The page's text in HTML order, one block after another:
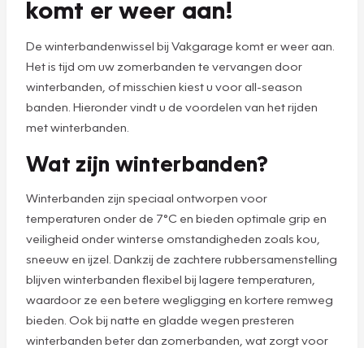
komt er weer aan!
De winterbandenwissel bij Vakgarage komt er weer aan.
Het is tijd om uw zomerbanden te vervangen door
winterbanden, of misschien kiest u voor all-season
banden. Hieronder vindt u de voordelen van het rijden
met winterbanden.
Wat zijn winterbanden?
Winterbanden zijn speciaal ontworpen voor
temperaturen onder de 7°C en bieden optimale grip en
veiligheid onder winterse omstandigheden zoals kou,
sneeuw en ijzel. Dankzij de zachtere rubbersamenstelling
blijven winterbanden flexibel bij lagere temperaturen,
waardoor ze een betere wegligging en kortere remweg
bieden. Ook bij natte en gladde wegen presteren
winterbanden beter dan zomerbanden, wat zorgt voor